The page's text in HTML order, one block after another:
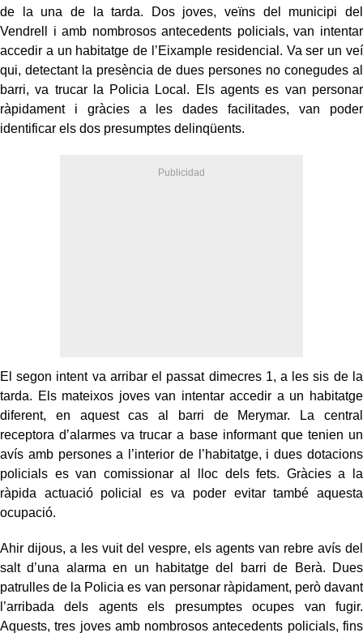
de la una de la tarda. Dos joves, veïns del municipi del
Vendrell i amb nombrosos antecedents policials, van intentar
accedir a un habitatge de l’Eixample residencial. Va ser un veí
qui, detectant la presència de dues persones no conegudes al
barri, va trucar la Policia Local. Els agents es van personar
ràpidament i gràcies a les dades facilitades, van poder
identificar els dos presumptes delinqüents.
El segon intent va arribar el passat dimecres 1, a les sis de la
tarda. Els mateixos joves van intentar accedir a un habitatge
diferent, en aquest cas al barri de Merymar. La central
receptora d’alarmes va trucar a base informant que tenien un
avís amb persones a l’interior de l’habitatge, i dues dotacions
policials es van comissionar al lloc dels fets. Gràcies a la
ràpida actuació policial es va poder evitar també aquesta
ocupació.
Ahir dijous, a les vuit del vespre, els agents van rebre avís del
salt d’una alarma en un habitatge del barri de Berà. Dues
patrulles de la Policia es van personar ràpidament, però davant
l’arribada dels agents els presumptes ocupes van fugir.
Aquests, tres joves amb nombrosos antecedents policials, fins